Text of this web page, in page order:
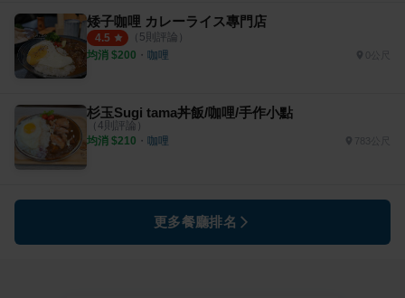
矮子咖哩 カレーライス專門店
4.5 （ 5則評論）
均消 $200 ・ 咖哩
杉玉Sugi tama丼飯/咖哩/手作小點
（ 4則評論）
均消 $210 ・ 咖哩
更多餐廳排名